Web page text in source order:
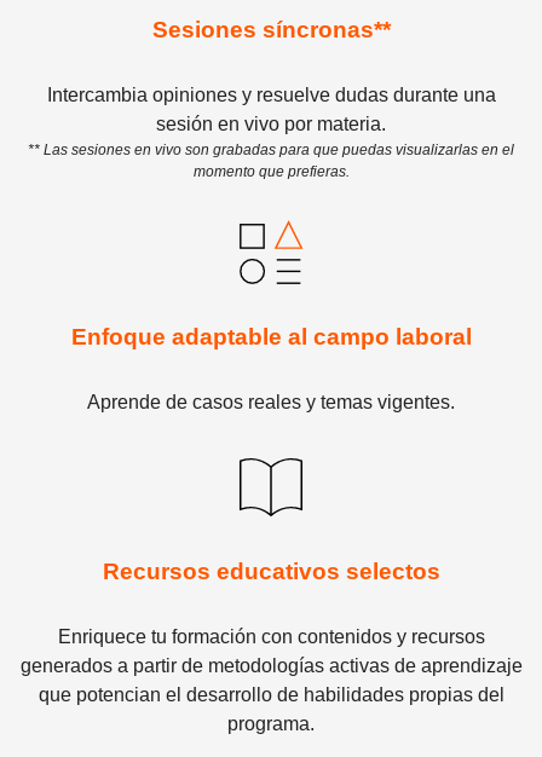
Sesiones síncronas**
Intercambia opiniones y resuelve dudas durante una
sesión en vivo por materia.
** Las sesiones en vivo son grabadas para que puedas visualizarlas en el
momento que prefieras.
Enfoque adaptable al campo laboral
Aprende de casos reales y temas vigentes.
Recursos educativos selectos
Enriquece tu formación con contenidos y recursos
generados a partir de metodologías activas de aprendizaje
que potencian el desarrollo de habilidades propias del
programa.